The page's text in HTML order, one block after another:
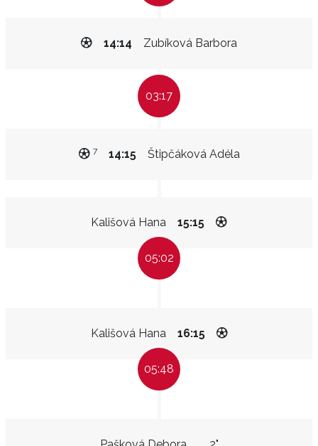
Zubíková Barbora
14:14
03:17
Štipčáková Adéla
14:15
7
Kališová Hana 15:15
05:02
Kališová Hana 16:15
05:48